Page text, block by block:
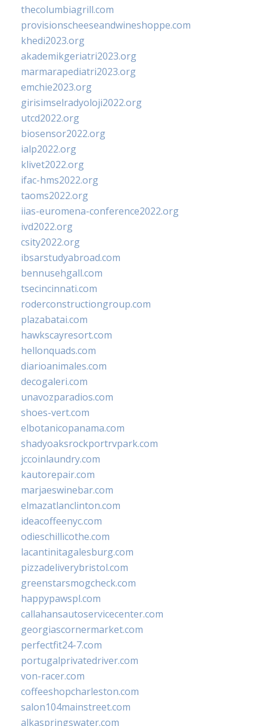
thecolumbiagrill.com
provisionscheeseandwineshoppe.com
khedi2023.org
akademikgeriatri2023.org
marmarapediatri2023.org
emchie2023.org
girisimselradyoloji2022.org
utcd2022.org
biosensor2022.org
ialp2022.org
klivet2022.org
ifac-hms2022.org
taoms2022.org
iias-euromena-conference2022.org
ivd2022.org
csity2022.org
ibsarstudyabroad.com
bennusehgall.com
tsecincinnati.com
roderconstructiongroup.com
plazabatai.com
hawkscayresort.com
hellonquads.com
diarioanimales.com
decogaleri.com
unavozparadios.com
shoes-vert.com
elbotanicopanama.com
shadyoaksrockportrvpark.com
jccoinlaundry.com
kautorepair.com
marjaeswinebar.com
elmazatlanclinton.com
ideacoffeenyc.com
odieschillicothe.com
lacantinitagalesburg.com
pizzadeliverybristol.com
greenstarsmogcheck.com
happypawspl.com
callahansautoservicecenter.com
georgiascornermarket.com
perfectfit24-7.com
portugalprivatedriver.com
von-racer.com
coffeeshopcharleston.com
salon104mainstreet.com
alkaspringswater.com